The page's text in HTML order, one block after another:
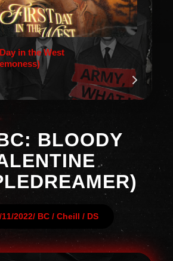
in the West
BLOODY
11/2022/ BC / Cheill / DS